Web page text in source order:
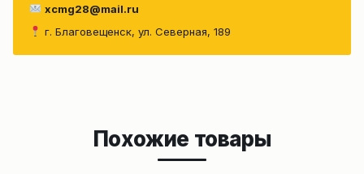
xcmg28@mail.ru
г. Благовещенск, ул. Северная, 189
Похожие товары